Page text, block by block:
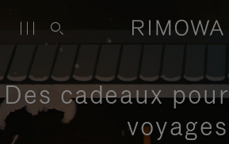
Des cadeaux
voyages